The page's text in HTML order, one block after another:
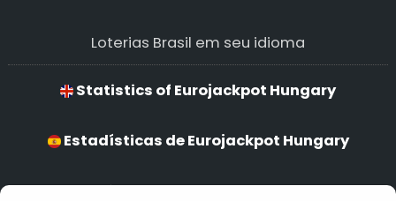
Loterias Brasil em seu idioma
Statistics of Eurojackpot Hungary
Estadísticas de Eurojackpot Hungary
Estatísticas de Eurojackpot Hungary